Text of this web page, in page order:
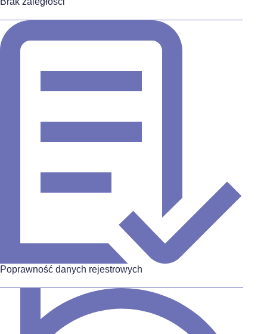
Poprawność danych rejestrowych